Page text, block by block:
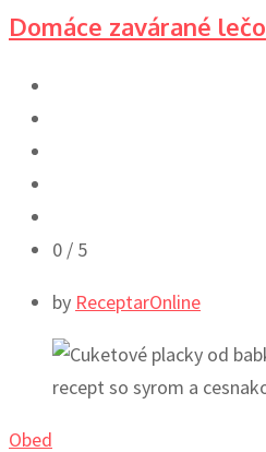
Domáce zavárané lečo
0 / 5
by ReceptarOnline
Obed